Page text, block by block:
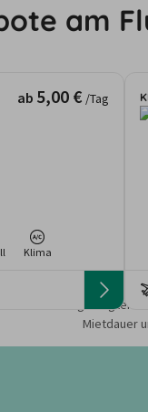
am
ab 5,00 € /Tag
Klima
Die angezeigten
Mietdauer